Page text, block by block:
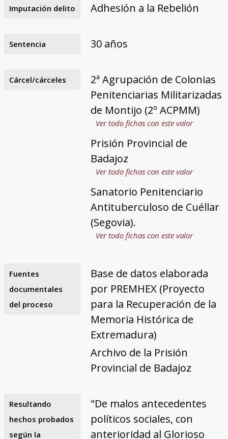
Imputación delito Adhesión a la Rebelión
Sentencia 30 años
Cárcel/cárceles
2ª Agrupación de Colonias
Penitenciarias Militarizadas
de Montijo (2º ACPMM)
Ver todo fichas con este valor
Prisión Provincial de
Badajoz
Ver todo fichas con este valor
Sanatorio Penitenciario
Antituberculoso de Cuéllar
(Segovia).
Ver todo fichas con este valor
Fuentes
documentales
del proceso
Base de datos elaborada
por PREMHEX (Proyecto
para la Recuperación de la
Memoria Histórica de
Extremadura)
Archivo de la Prisión
Provincial de Badajoz
Resultando
hechos probados
según la
"De malos antecedentes
políticos sociales, con
anterioridad al Glorioso